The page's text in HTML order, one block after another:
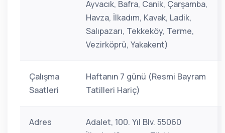
Ayvacık, Bafra, Canik, Çarşamba,
Havza, İlkadım, Kavak, Ladik,
Salıpazarı, Tekkeköy, Terme,
Vezirköprü, Yakakent)
Çalışma
Saatleri
Haftanın 7 günü (Resmi Bayram
Tatilleri Hariç)
Adres
Adalet, 100. Yıl Blv. 55060